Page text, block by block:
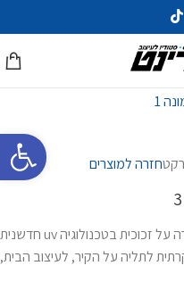
פתח
חזרה למוצרים
כל תמונות הזכוכית מודפסות בהדפסה ישירה על זכוכית בטכנולוגיה uv חדשנית
לתליה על הקיר, לעיצוב הבית,